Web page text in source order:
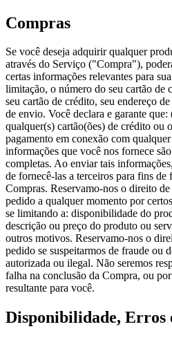
Compras
Se você deseja adquirir qualquer
através do Serviço ("Compra"),
certas informações relevantes para
limitação, o número do seu cartão de
seu cartão de crédito, seu endereço
de envio. Você declara e garante
qualquer(s) cartão(ões) de crédito ou
pagamento em conexão com
informações que você nos fornece
completas. Ao enviar tais
de fornecê-las a terceiros para fins de
Compras. Reservamo-nos o direito
pedido a qualquer momento por
se limitando a: disponibilidade do
descrição ou preço do produto ou
outros motivos. Reservamo-nos o
pedido se suspeitarmos de fraude ou
autorizada ou ilegal. Não seremos
falha na conclusão da Compra, ou
resultante para você.
Disponibilidade, Erros